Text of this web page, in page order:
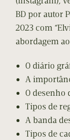
BD por autor
2023 com
abordagem
O diário
A
O desenho
Tipos de
A banda
Tipos de